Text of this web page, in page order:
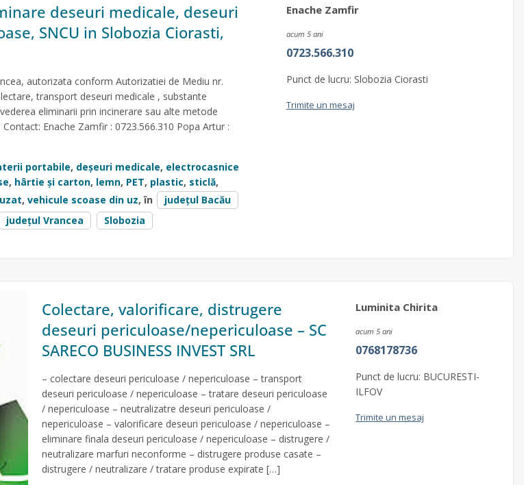
deseuri medicale, deseuri
SNCU in Slobozia Ciorasti,
autorizata conform Autorizatiei de Mediu nr.
transport deseuri medicale , substante
eliminarii prin incinerare sau alte metode
Enache Zamfir : 0723.566.310 Popa Artur :
portabile, deșeuri medicale, electrocasnice
, hârtie și carton, lemn, PET, plastic, sticlă,
, vehicule scoase din uz, în
județul Bacău
județul Vrancea Slobozia
Enache Zamfir
acum 5 ani
0723.566.310
Punct de lucru: Slobozia Ciorasti
Trimite un mesaj
Colectare, valorificare, distrugere
deseuri periculoase/nepericuloase – SC
SARECO BUSINESS INVEST SRL
– colectare deseuri periculoase / nepericuloase – transport
deseuri periculoase / nepericuloase – tratare deseuri periculoase
/ nepericuloase – neutralizatre deseuri periculoase /
nepericuloase – valorificare deseuri periculoase / nepericuloase –
eliminare finala deseuri periculoase / nepericuloase – distrugere /
neutralizare marfuri neconforme – distrugere produse casate –
distrugere / neutralizare / tratare produse expirate […]
Luminita Chirita
acum 5 ani
0768178736
Punct de lucru: BUCURESTI-
ILFOV
Trimite un mesaj